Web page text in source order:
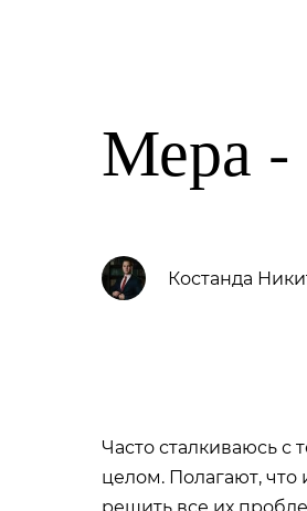
Мера -
Костанда
Часто сталкиваюсь с
целом. Полагают,